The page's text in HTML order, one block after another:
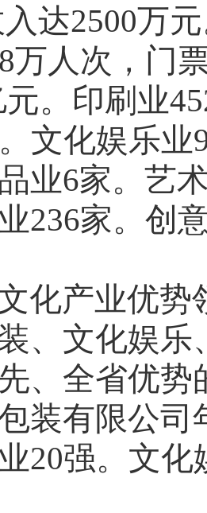
达2500万
万人次，门
。印刷业
文化娱乐业
业6家。艺
236家。创
文化产业优
、文化娱
、全省优
装有限公司
20强。文化